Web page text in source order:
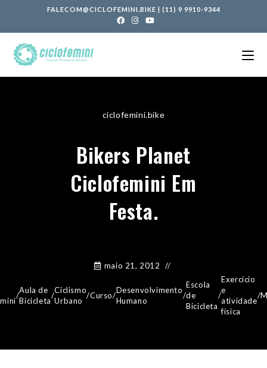
FALECOM@CICLOFEMINI.BIKE | (11) 9 9910-9344
ciclofemini.bike
Bikers Planet
Ciclofemini Em
Festa.
maio 21, 2012
/
Aula de
Bicicleta
/
Ciclismo
Urbano
/Curso/
Desenvolvimento
Humano
/
Escola
de
Bicicleta
/
Exercício
e
atividade
física
/